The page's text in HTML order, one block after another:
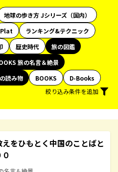
地球の歩き方 Jシリーズ（国内）
Plat
ランキング&テクニック
歴史時代
旅の図鑑
旅の名言＆絶景
読み物 BOOKS
D-Books
絞り込み条件を追加
をひもとく中国のことばと